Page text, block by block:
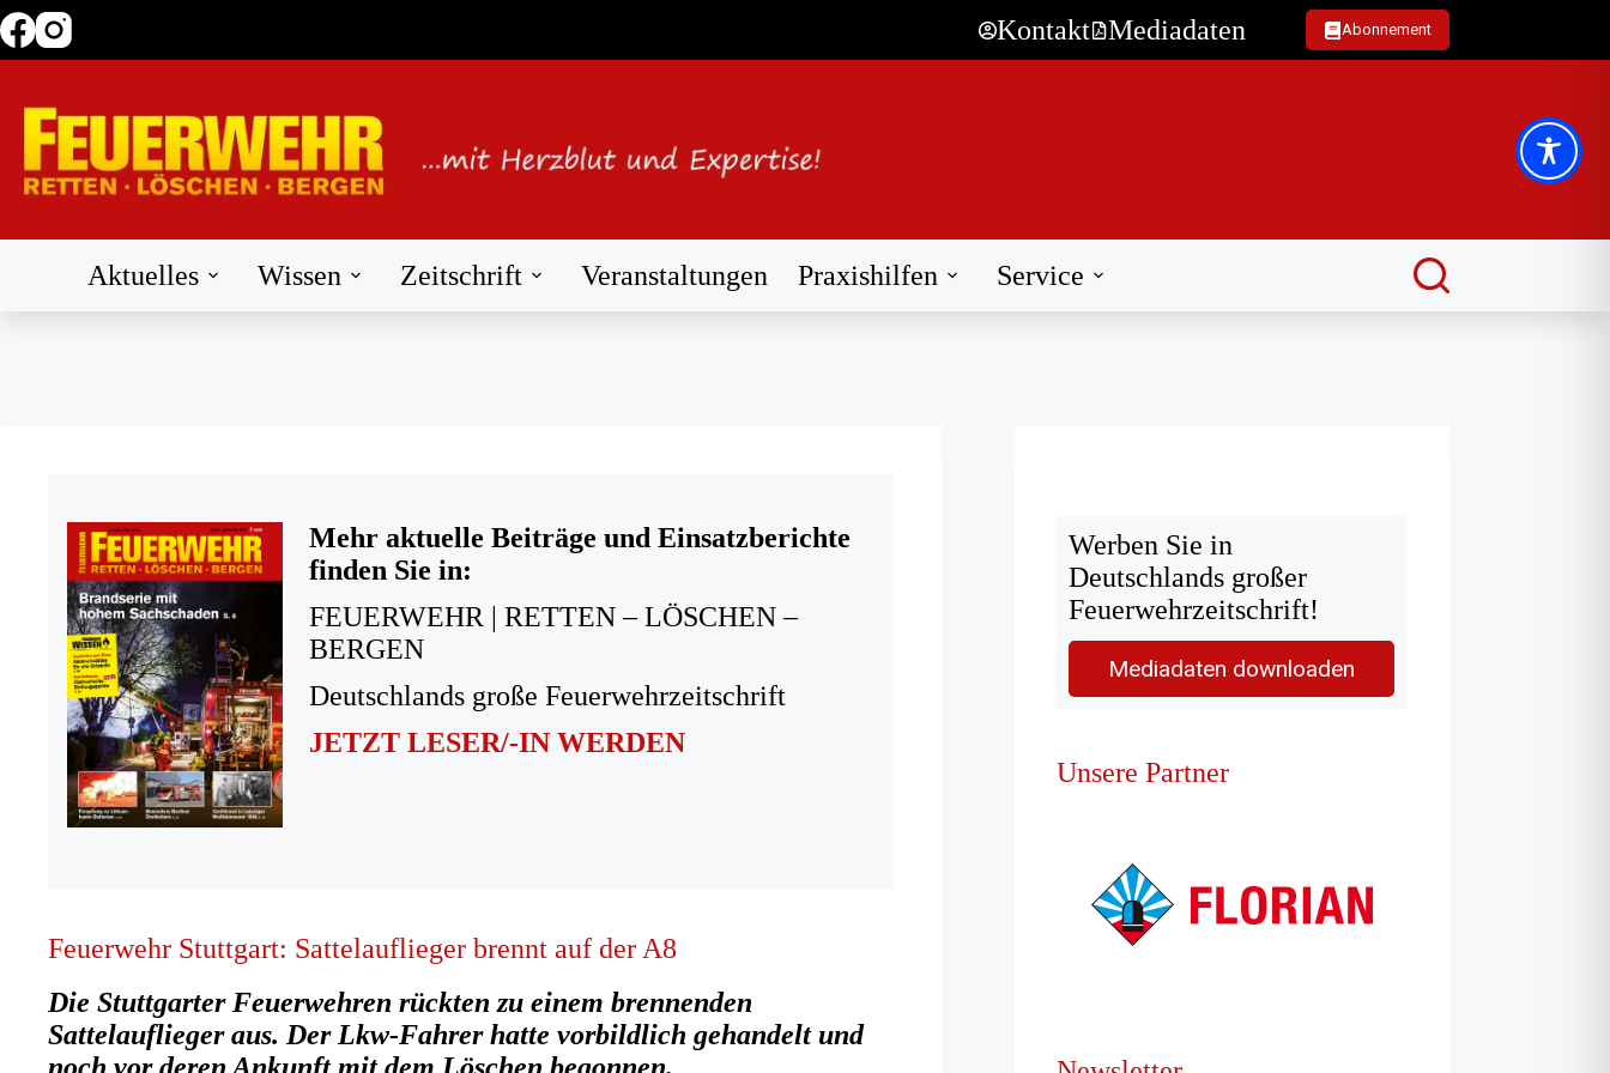
Zum
Inhalt
Kontakt Mediadaten Abonnement
Aktuelles Wissen Zeitschrift Veranstaltungen Praxishilfen Service
Mehr aktuelle Beiträge und Einsatzberichte
finden Sie in:
FEUERWEHR | RETTEN – LÖSCHEN –
BERGEN
Deutschlands große Feuerwehrzeitschrift
JETZT LESER/-IN WERDEN
Feuerwehr Stuttgart: Sattelauflieger brennt auf der A8
Die Stuttgarter Feuerwehren rückten zu einem brennenden
Sattelauflieger aus. Der Lkw-Fahrer hatte vorbildlich gehandelt und
noch vor deren Ankunft mit dem Löschen begonnen.
Werben Sie in
Deutschlands großer
Feuerwehrzeitschrift!
Mediadaten downloaden
Unsere Partner